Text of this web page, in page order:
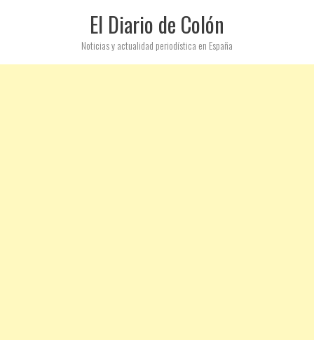
El Diario de Colón
Noticias y actualidad periodística en España